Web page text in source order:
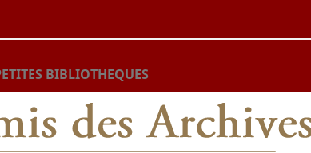
BIBLIOTHEQUES